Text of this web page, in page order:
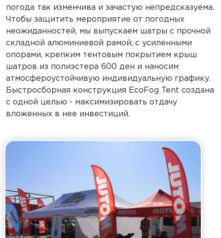
погода так изменчива и зачастую непредсказуема.
Чтобы защитить мероприятие от погодных
неожиданностей, мы выпускаем шатры с прочной
складной алюминиевой рамой, с усиленными
опорами, крепким тентовым покрытием крыш
шатров из полиэстера 600 ден и наносим
атмосфероустойчивую индивидуальную графику.
Быстросборная конструкция EcoFog Tent создана
с одной целью - максимизировать отдачу
вложенных в нее инвестиций.